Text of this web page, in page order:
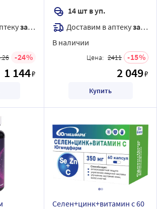
завтра
24
1 144₽
14 шт в уп.
Доставим в аптекузавтра
В наличии
Цена: 2411 15
2 049₽
Купить
Селен+цинк+витамин с 60